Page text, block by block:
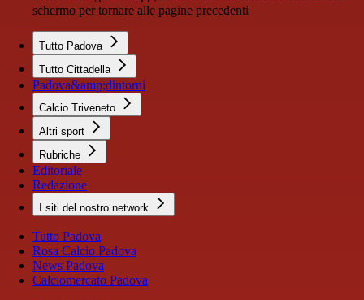
schermo per tornare alle pagine precedenti
Tutto Padova
Tutto Cittadella
Padova&amp;dintorni
Calcio Triveneto
Altri sport
Rubriche
Editoriale
Redazione
I siti del nostro network
Tutto Padova
Rosa Calcio Padova
News Padova
Calciomercato Padova